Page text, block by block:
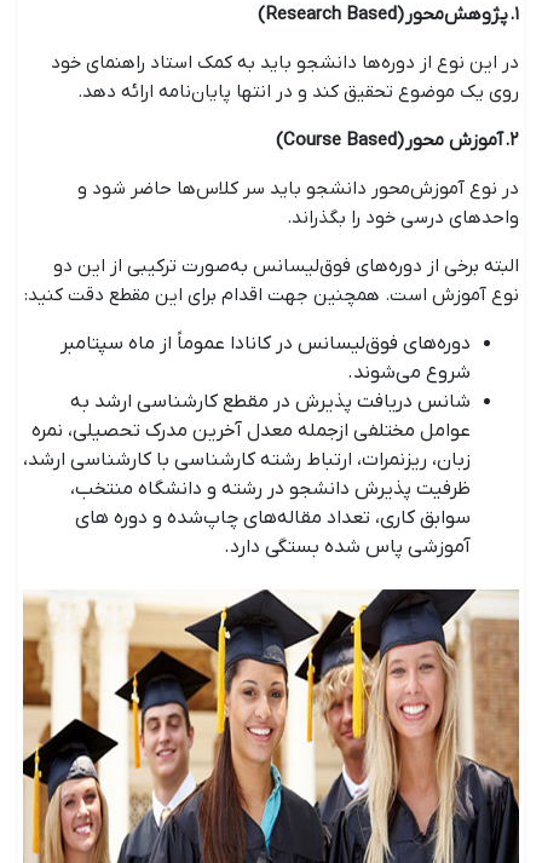
۱. پژوهش‌محور (Research Based)
در این نوع از دوره‌ها دانشجو باید به کمک استاد راهنمای خود
روی یک موضوع تحقیق کند و در انتها پایان‌نامه ارائه دهد.
۲. آموزش محور (Course Based)
در نوع آموزش‌محور دانشجو باید سر کلاس‌ها حاضر شود و
واحدهای درسی خود را بگذراند.
البته برخی از دوره‌های فوق‌لیسانس به‌صورت ترکیبی از این دو
نوع آموزش است. همچنین جهت اقدام برای این مقطع دقت کنید:
دوره‌های فوق‌لیسانس در کانادا عموماً از ماه سپتامبر
شروع می‌شوند.
شانس دریافت پذیرش در مقطع کارشناسی ارشد به
عوامل مختلفی ازجمله معدل آخرین مدرک تحصیلی، نمره
زبان، ریزنمرات، ارتباط رشته کارشناسی با کارشناسی ارشد،
ظرفیت پذیرش دانشجو در رشته و دانشگاه منتخب،
سوابق کاری، تعداد مقاله‌های چاپ‌شده و دوره های
آموزشی پاس شده بستگی دارد.